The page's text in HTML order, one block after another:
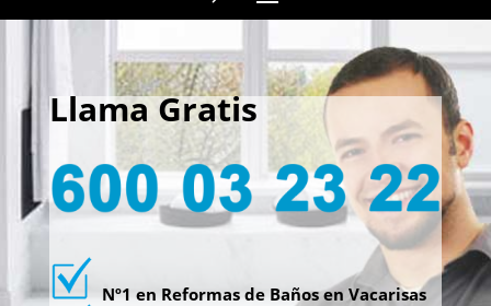
Llama Gratis
Nº1 en Reformas de Baños en Vacarisas